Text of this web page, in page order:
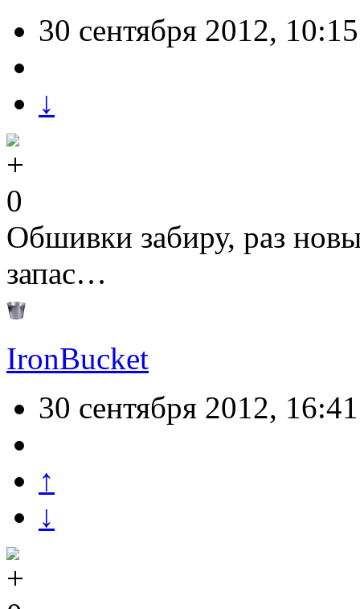
30 сентября 2012, 10:15
↓
0
Обшивки забиру, раз
запас…
IronBucket
30 сентября 2012, 16:41
↑
↓